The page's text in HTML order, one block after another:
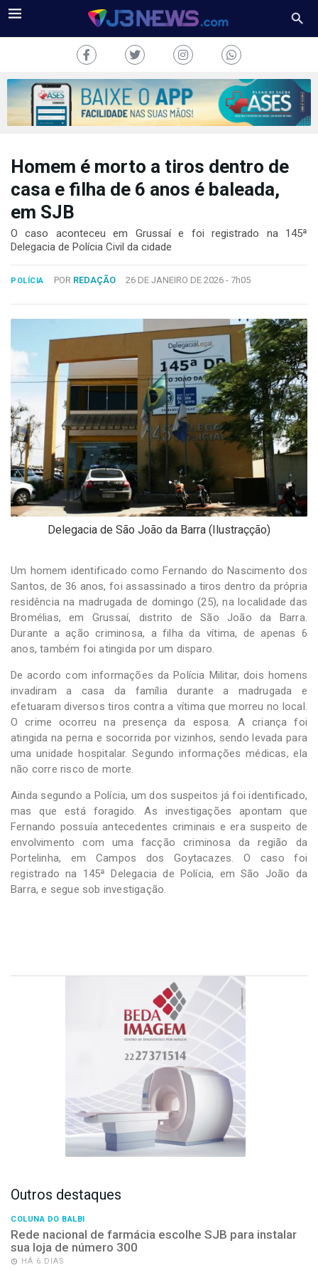
J3NEWS
COLUNAS
2024
Desenvolvido
por
Hesea
Tecnologia
Sistemas
Homem é morto a tiros dentro de
casa e filha de 6 anos é baleada,
em SJB
O caso aconteceu em Grussaí e foi registrado na 145ª
Delegacia de Polícia Civil da cidade
POLÍCIA POR REDAÇÃO 26 DE JANEIRO DE 2026 - 7h05
Delegacia de São João da Barra (Ilustraçção)
Um homem identificado como Fernando do Nascimento dos
Santos, de 36 anos, foi assassinado a tiros dentro da própria
residência na madrugada de domingo (25), na localidade das
Bromélias, em Grussaí, distrito de São João da Barra.
Durante a ação criminosa, a filha da vítima, de apenas 6
anos, também foi atingida por um disparo.
De acordo com informações da Polícia Militar, dois homens
invadiram a casa da família durante a madrugada e
efetuaram diversos tiros contra a vítima que morreu no local.
O crime ocorreu na presença da esposa. A criança foi
atingida na perna e socorrida por vizinhos, sendo levada para
uma unidade hospitalar. Segundo informações médicas, ela
não corre risco de morte.
Ainda segundo a Polícia, um dos suspeitos já foi identificado,
mas que está foragido. As investigações apontam que
Fernando possuía antecedentes criminais e era suspeito de
envolvimento com uma facção criminosa da região da
Portelinha, em Campos dos Goytacazes. O caso foi
registrado na 145ª Delegacia de Polícia, em São João da
Barra, e segue sob investigação.
Outros destaques
COLUNA DO BALBI
Rede nacional de farmácia escolhe SJB para instalar
sua loja de número 300
HÁ 6 DIAS